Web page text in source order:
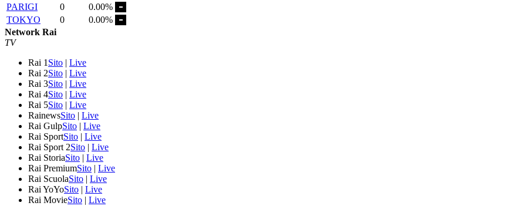
PARIGI
0
0.00%
TOKYO
0
0.00%
Network Rai
TV
Rai 1 Sito | Live
Rai 2Sito | Live
Rai 3Sito | Live
Rai 4Sito | Live
Rai 5Sito | Live
RainewsSito | Live
Rai GulpSito | Live
Rai SportSito | Live
Rai Sport 2Sito | Live
Rai StoriaSito | Live
Rai PremiumSito | Live
Rai ScuolaSito | Live
Rai YoYoSito | Live
Rai MovieSito | Live